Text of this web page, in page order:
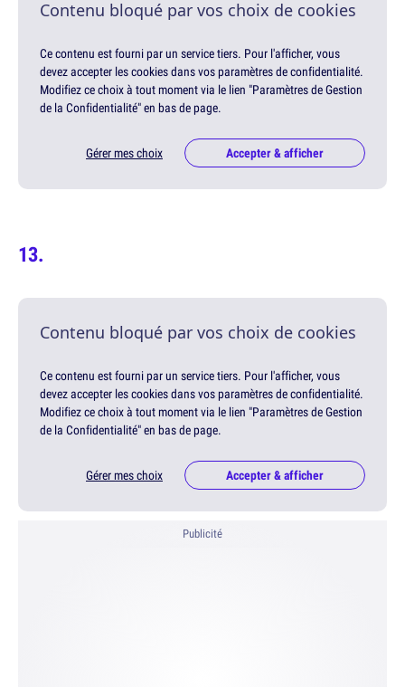
Contenu bloqué par vos choix de cookies
Ce contenu est fourni par un service tiers. Pour l'afficher, vous
devez accepter les cookies dans vos paramètres de confidentialité.
Modifiez ce choix à tout moment via le lien "Paramètres de Gestion
de la Confidentialité" en bas de page.
Gérer mes choix Accepter & afficher
Contenu bloqué par vos choix de cookies
Ce contenu est fourni par un service tiers. Pour l'afficher, vous
devez accepter les cookies dans vos paramètres de confidentialité.
Modifiez ce choix à tout moment via le lien "Paramètres de Gestion
de la Confidentialité" en bas de page.
Gérer mes choix Accepter & afficher
Publicité